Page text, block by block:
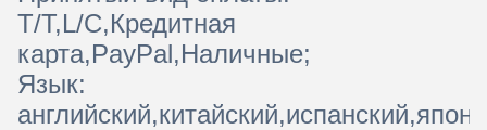
T/T,L/C,Кредитная
карта,PayPal,Наличные;
Язык: